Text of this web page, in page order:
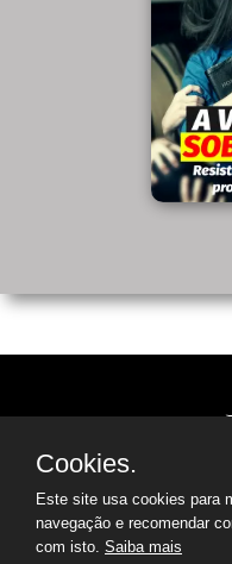
© 2023-2024
Cookies.
Este site usa cookies para
navegação e recomendar
com isto. Saiba mais